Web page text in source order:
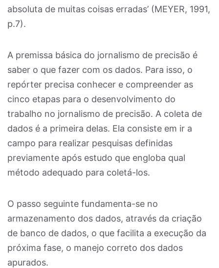
absoluta de muitas coisas erradas’ (MEYER, 1991,
p.7).
A premissa básica do jornalismo de precisão é
saber o que fazer com os dados. Para isso, o
repórter precisa conhecer e compreender as
cinco etapas para o desenvolvimento do
trabalho no jornalismo de precisão. A coleta de
dados é a primeira delas. Ela consiste em ir a
campo para realizar pesquisas definidas
previamente após estudo que engloba qual
método adequado para coletá-los.
O passo seguinte fundamenta-se no
armazenamento dos dados, através da criação
de banco de dados, o que facilita a execução da
próxima fase, o manejo correto dos dados
apurados.